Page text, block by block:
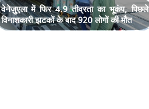
वेनेज़ुएला में फिर 4.9 तीव्रता का भूकंप, पिछले
विनाशकारी झटकों के बाद 920 लोगों की मौत